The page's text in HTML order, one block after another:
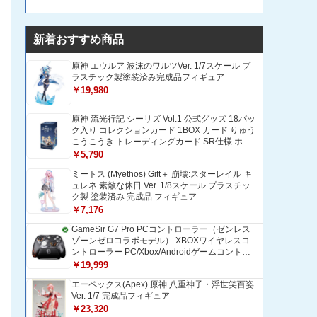
新着おすすめ商品
原神 エウルア 波沫のワルツVer. 1/7スケール プ
ラスチック製塗装済み完成品フィギュア
￥19,980
原神 流光行記 シーリズ Vol.1 公式グッズ 18パッ
ク入り コレクションカード 1BOX カード りゅう
こうこうき トレーディングカード SR仕様 ホロ
グラム加工 全種ランダム封入 [並行輸入品]
￥5,790
ミートス (Myethos) Gift＋ 崩壊:スターレイル キ
ュレネ 素敵な休日 Ver. 1/8スケール プラスチッ
ク製 塗装済み 完成品 フィギュア
￥7,176
GameSir G7 Pro PCコントローラー（ゼンレス
ゾーンゼロコラボモデル） XBOXワイヤレスコ
ントローラー PC/Xbox/Androidゲームコントロ
ーラー 1200mAH大容量バッテリー TMRホール
コントローラー 追加ボタン＆トリガー/グリップ
振動モーター搭載 トリガーストップ＆背面ボタ
ンロック付きゲームパッド 光学式マイクロスイ
￥19,999
エーペックス(Apex) 原神 八重神子・浮世笑百姿
Ver. 1/7 完成品フィギュア
￥23,320